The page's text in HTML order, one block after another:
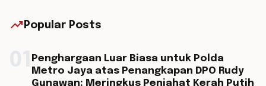
trending_up Popular Posts
Penghargaan Luar Biasa untuk Polda
Metro Jaya atas Penangkapan DPO Rudy
Gunawan: Meringkus Penjahat Kerah Putih